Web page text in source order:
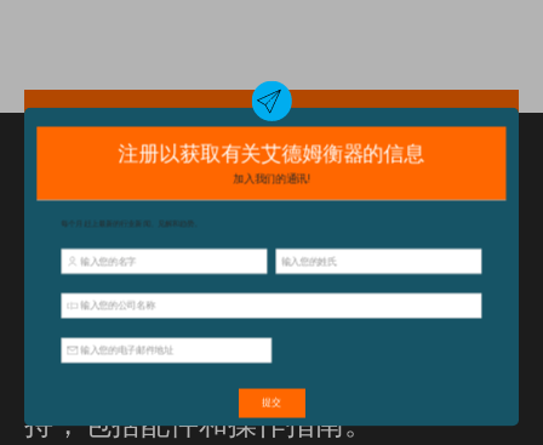
特点和优点
坚固的不锈钢结构最为耐用
已经购买此产品？ 单击此处
持，包括配件和操作指南。